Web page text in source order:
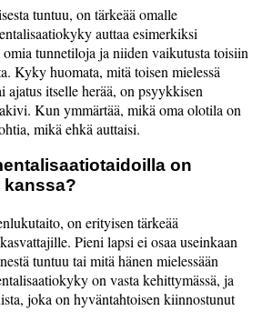
tuntuu, on tärkeää omalle
auttaa esimerkiksi
tunnetiloja ja niiden vaikutusta toisiin
Kyky huomata, mitä toisen mielessä
itselle herää, on psyykkisen
Kun ymmärtää, mikä oma olotila on
mikä ehkä auttaisi.
on
kanssa?
on erityisen tärkeää
Pieni lapsi ei osaa useinkaan
tuntuu tai mitä hänen mielessään
on vasta kehittymässä, ja
joka on hyväntahtoisen kiinnostunut